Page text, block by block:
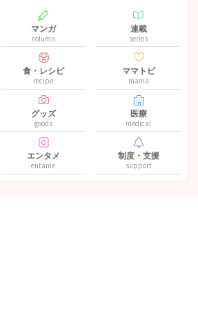
マンガ
column
連載
series
食・レシピ
recipe
ママトピ
mama
グッズ
goods
医療
medical
エンタメ
entame
制度・支援
support